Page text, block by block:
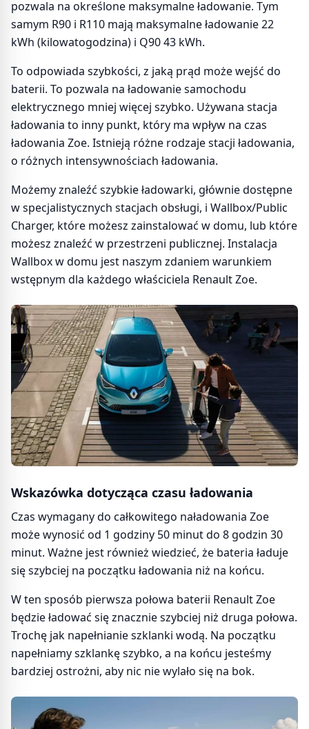
pozwala na określone maksymalne ładowanie. Tym
samym R90 i R110 mają maksymalne ładowanie 22
kWh (kilowatogodzina) i Q90 43 kWh.
To odpowiada szybkości, z jaką prąd może wejść do
baterii. To pozwala na ładowanie samochodu
elektrycznego mniej więcej szybko. Używana stacja
ładowania to inny punkt, który ma wpływ na czas
ładowania Zoe. Istnieją różne rodzaje stacji ładowania,
o różnych intensywnościach ładowania.
Możemy znaleźć szybkie ładowarki, głównie dostępne
w specjalistycznych stacjach obsługi, i Wallbox/Public
Charger, które możesz zainstalować w domu, lub które
możesz znaleźć w przestrzeni publicznej. Instalacja
Wallbox w domu jest naszym zdaniem warunkiem
wstępnym dla każdego właściciela Renault Zoe.
Wskazówka dotycząca czasu ładowania
Czas wymagany do całkowitego naładowania Zoe
może wynosić od 1 godziny 50 minut do 8 godzin 30
minut. Ważne jest również wiedzieć, że bateria ładuje
się szybciej na początku ładowania niż na końcu.
W ten sposób pierwsza połowa baterii Renault Zoe
będzie ładować się znacznie szybciej niż druga połowa.
Trochę jak napełnianie szklanki wodą. Na początku
napełniamy szklankę szybko, a na końcu jesteśmy
bardziej ostrożni, aby nic nie wylało się na bok.